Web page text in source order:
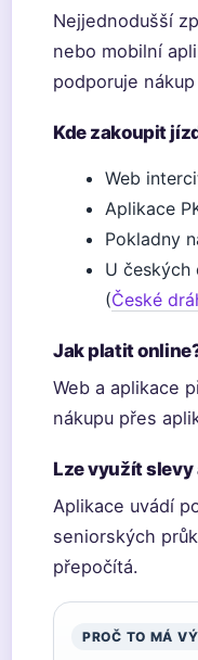
Nejjednodušší
nebo mobilní
podporuje
Kde zakoupit
Web
Aplikace
Pokladny
U českých
(České
Jak platit
Web a aplikace
nákupu přes
Lze využít slevy
Aplikace uvádí
seniorských
přepočítá.
PROČ TO MÁ